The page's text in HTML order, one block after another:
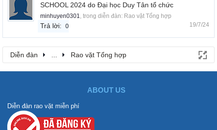
SCHOOL 2024 do Đại học Duy Tân tổ chức
minhuyen0301, trong diễn đàn: Rao vặt Tổng hợp
Trả lời: 0 19/7/24
Diễn đàn Rao vặt Tổng hợp
ABOUT US
Diễn đàn rao vặt miễn phí